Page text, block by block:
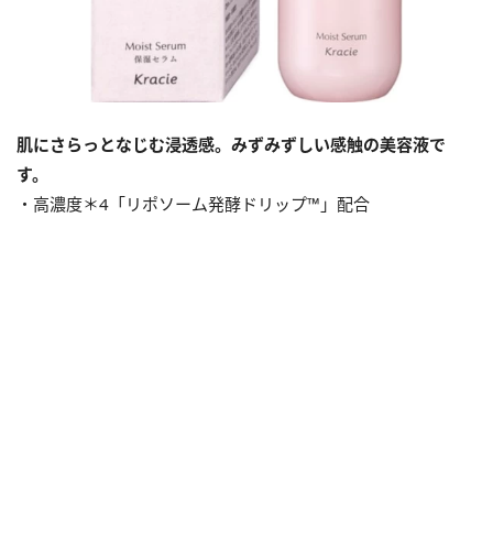
肌にさらっとなじむ浸透感。みずみずしい感触の美容液で
す。
・高濃度＊4「リポソーム発酵ドリップ™」配合